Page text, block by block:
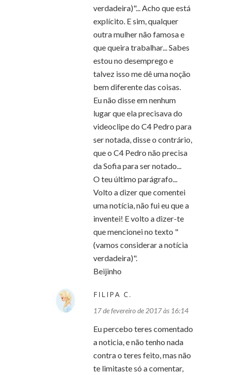
verdadeira)"... Acho que está
explícito. E sim, qualquer
outra mulher não famosa e
que queira trabalhar... Sabes
estou no desemprego e
talvez isso me dê uma noção
bem diferente das coisas.
Eu não disse em nenhum
lugar que ela precisava do
videoclipe do C4 Pedro para
ser notada, disse o contrário,
que o C4 Pedro não precisa
da Sofia para ser notado...
O teu último parágrafo...
Volto a dizer que comentei
uma notícia, não fui eu que a
inventei! E volto a dizer-te
que mencionei no texto "
(vamos considerar a notícia
verdadeira)".
Beijinho
FILIPA C.
17 de fevereiro de 2017 às 16:14
Eu percebo teres comentado
a noticia, e não tenho nada
contra o teres feito, mas não
te limitaste só a comentar,